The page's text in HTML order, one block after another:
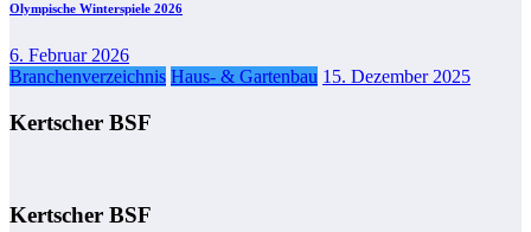
Olympische Winterspiele 2026
6. Februar 2026
Branchenverzeichnis Haus- & Gartenbau 15. Dezember 2025
Kertscher BSF
Kertscher BSF